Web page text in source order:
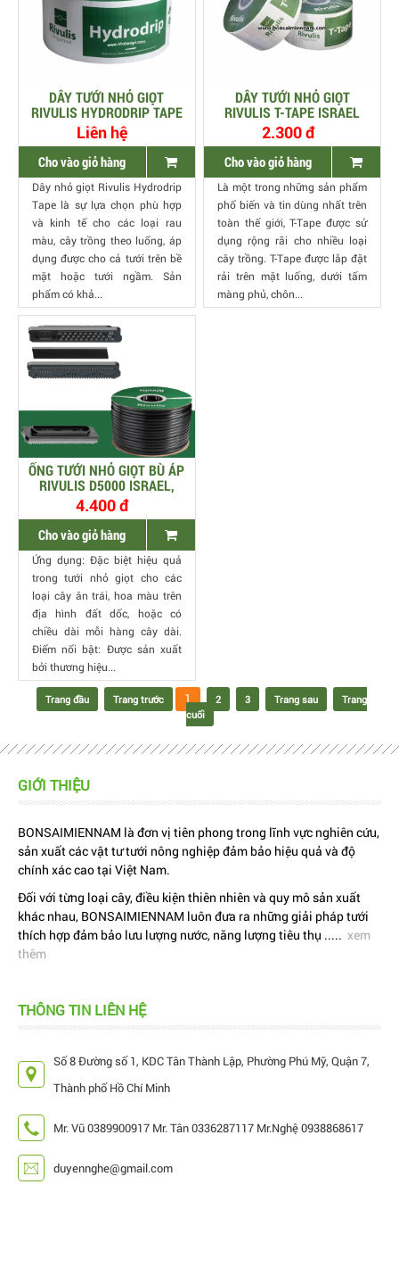
DÂY TƯỚI NHỎ GIỌT
RIVULIS HYDRODRIP TAPE
– ISRAEL
Liên hệ
Cho vào giỏ hàng
Dây nhỏ giọt Rivulis Hydrodrip
Tape là sự lựa chọn phù hợp
và kinh tế cho các loại rau
màu, cây trồng theo luống, áp
dụng được cho cả tưới trên bề
mặt hoặc tưới ngầm. Sản
phẩm có khả...
DÂY TƯỚI NHỎ GIỌT
RIVULIS T-TAPE ISRAEL
2.300 đ
Cho vào giỏ hàng
Là một trong những sản phẩm
phổ biến và tin dùng nhất trên
toàn thế giới, T-Tape được sử
dụng rộng rãi cho nhiều loại
cây trồng. T-Tape được lắp đặt
rải trên mặt luống, dưới tấm
màng phủ, chôn...
ỐNG TƯỚI NHỎ GIỌT BÙ ÁP
RIVULIS D5000 ISRAEL,
DÀY 0.38MM, KHOẢNG
CÁCH 40CM, 800M/CUỘN
4.400 đ
Cho vào giỏ hàng
Ứng dụng: Đặc biệt hiệu quả
trong tưới nhỏ giọt cho các
loại cây ăn trái, hoa màu trên
địa hình đất dốc, hoặc có
chiều dài mỗi hàng cây dài.
Điểm nổi bật: Được sản xuất
bởi thương hiệu...
Trang đầu Trang trước 1 2 3 Trang sau
Trang
cuối
GIỚI THIỆU
BONSAIMIENNAM là đơn vị tiên phong trong lĩnh vực nghiên cứu,
sản xuất các vật tư tưới nông nghiệp đảm bảo hiệu quả và độ
chính xác cao tại Việt Nam.
Đối với từng loại cây, điều kiện thiên nhiên và quy mô sản xuất
khác nhau, BONSAIMIENNAM luôn đưa ra những giải pháp tưới
thích hợp đảm bảo lưu lượng nước, năng lượng tiêu thụ ..... xem
thêm
THÔNG TIN LIÊN HỆ
Số 8 Đường số 1, KDC Tân Thành Lập, Phường Phú Mỹ, Quận 7,
Thành phố Hồ Chí Minh
Mr. Vũ 0389900917 Mr. Tân 0336287117 Mr.Nghệ 0938868617
duyennghe@gmail.com